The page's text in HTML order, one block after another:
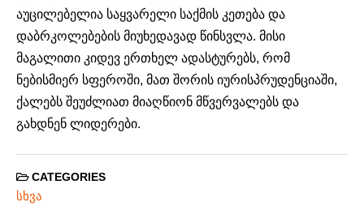
აუცილებელია საყვარელი საქმის კეთება და
დაბრკოლებების მიუხედავად წინსვლა. მისი
მაგალითი კიდევ ერთხელ ადასტურებს, რომ
ნებისმიერ სფეროში, მათ შორის იურისპრუდენციაში,
ქალებს შეუძლიათ მიაღწიონ მწვერვალებს და
გახდნენ ლიდერები.
CATEGORIES
სხვა